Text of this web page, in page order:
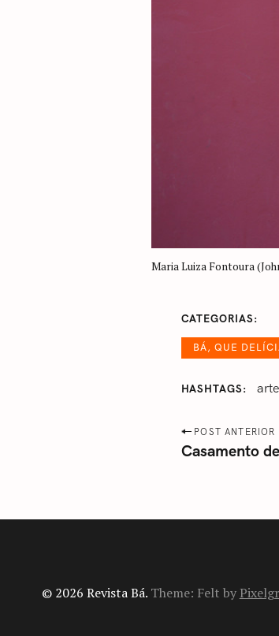
Maria Luiza Fontoura
CATEGORIAS
BÁ, QUE
HASHTAGS
P
o
n
i
POST ANTERIOR
Casamento
© 2026 Revista Bá. Theme: Felt by